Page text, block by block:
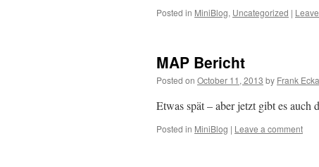
Posted in MiniBlog, Uncategorized |
MAP Bericht
Posted on October 11, 2013 by Frank
Etwas spät – aber jetzt gibt es
Posted in MiniBlog | Leave a comment